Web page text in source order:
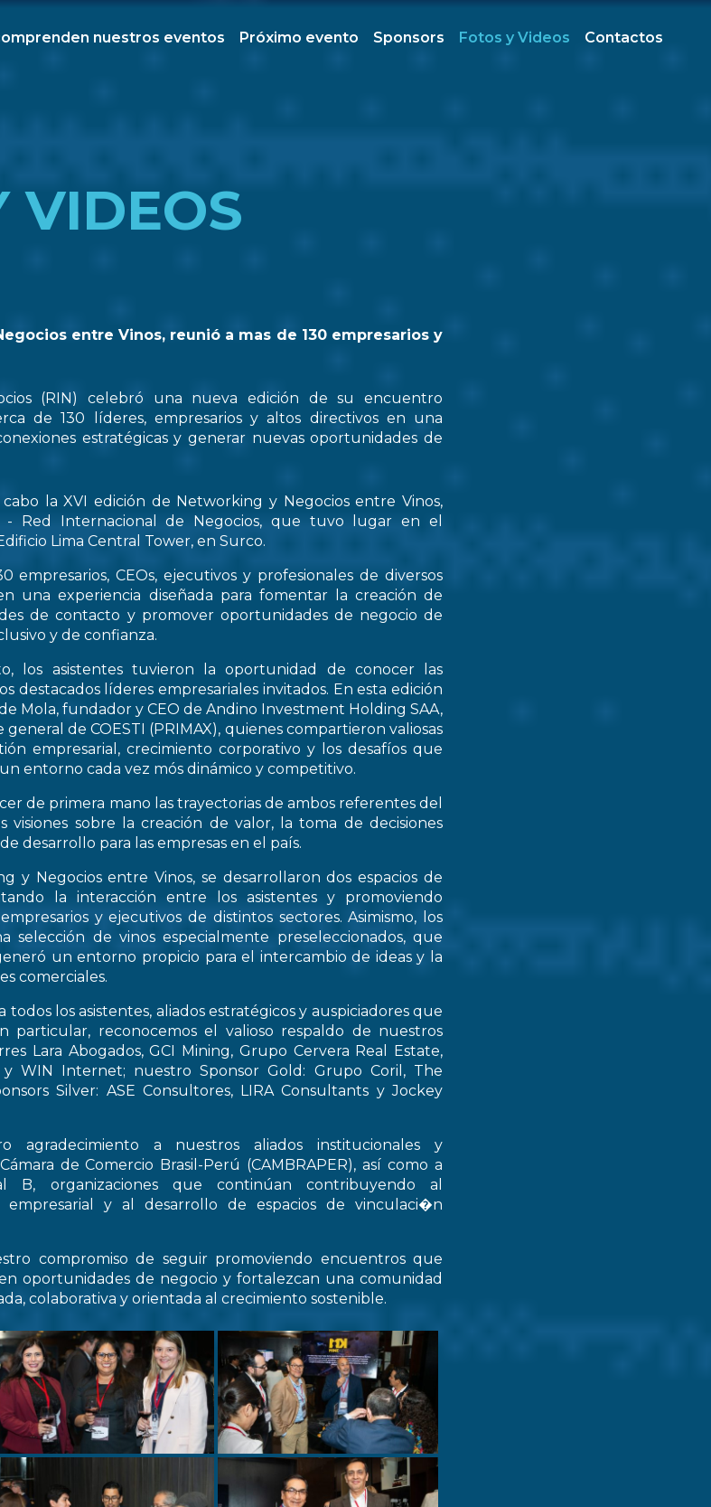
nuestros eventos Próximo evento Sponsors Fotos y Videos Contactos
VIDEOS
entre Vinos, reunió a mas de 130 empresarios y
(RIN) celebró una nueva edición de su encuentro
de 130 líderes, empresarios y altos directivos en una
estratégicas y generar nuevas oportunidades de
la XVI edición de Networking y Negocios entre Vinos,
Red Internacional de Negocios, que tuvo lugar en el
Lima Central Tower, en Surco.
empresarios, CEOs, ejecutivos y profesionales de diversos
una experiencia diseñada para fomentar la creación de
de contacto y promover oportunidades de negocio de
y de confianza.
los asistentes tuvieron la oportunidad de conocer las
destacados líderes empresariales invitados. En esta edición
Mola, fundador y CEO de Andino Investment Holding SAA,
de COESTI (PRIMAX), quienes compartieron valiosas
empresarial, crecimiento corporativo y los desafíos que
entorno cada vez mós dinámico y competitivo.
de primera mano las trayectorias de ambos referentes del
visiones sobre la creación de valor, la toma de decisiones
desarrollo para las empresas en el país.
y Negocios entre Vinos, se desarrollaron dos espacios de
la interacción entre los asistentes y promoviendo
y ejecutivos de distintos sectores. Asimismo, los
selección de vinos especialmente preseleccionados, que
un entorno propicio para el intercambio de ideas y la
comerciales.
todos los asistentes, aliados estratégicos y auspiciadores que
particular, reconocemos el valioso respaldo de nuestros
Lara Abogados, GCI Mining, Grupo Cervera Real Estate,
WIN Internet; nuestro Sponsor Gold: Grupo Coril, The
Silver: ASE Consultores, LIRA Consultants y Jockey
agradecimiento a nuestros aliados institucionales y
de Comercio Brasil-Perú (CAMBRAPER), así como a
B, organizaciones que continúan contribuyendo al
empresarial y al desarrollo de espacios de vinculaci�n
compromiso de seguir promoviendo encuentros que
oportunidades de negocio y fortalezcan una comunidad
colaborativa y orientada al crecimiento sostenible.